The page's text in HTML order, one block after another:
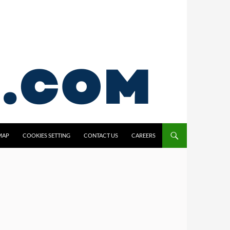
COOKIES SETTING CONTACT US CAREERS